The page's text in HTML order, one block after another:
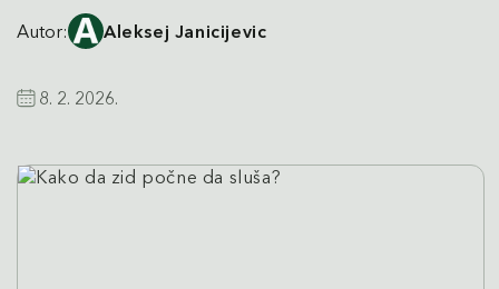
Autor: Aleksej Janicijevic
8. 2. 2026.